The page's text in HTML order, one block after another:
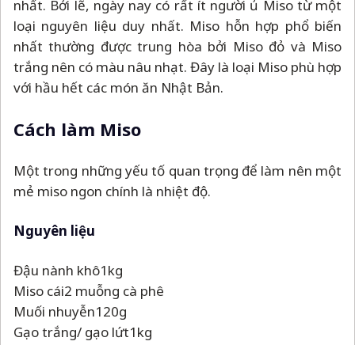
nhất. Bởi lẽ, ngày nay có rất ít người ủ Miso từ một
loại nguyên liệu duy nhất. Miso hỗn hợp phổ biến
nhất thường được trung hòa bởi Miso đỏ và Miso
trắng nên có màu nâu nhạt. Đây là loại Miso phù hợp
với hầu hết các món ăn Nhật Bản.
Cách làm Miso
Một trong những yếu tố quan trọng để làm nên một
mẻ miso ngon chính là nhiệt độ.
Nguyên liệu
Đậu nành khô1kg
Miso cái2 muỗng cà phê
Muối nhuyễn120g
Gạo trắng/ gạo lứt1kg